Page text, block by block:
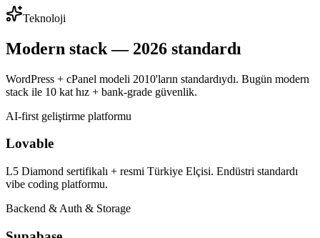
Teknoloji
Modern stack — 2026 standardı
WordPress + cPanel modeli 2010'ların standardıydı. Bugün modern
stack ile 10 kat hız + bank-grade güvenlik.
AI-first geliştirme platformu
Lovable
L5 Diamond sertifikalı + resmi Türkiye Elçisi. Endüstri standardı
vibe coding platformu.
Backend & Auth & Storage